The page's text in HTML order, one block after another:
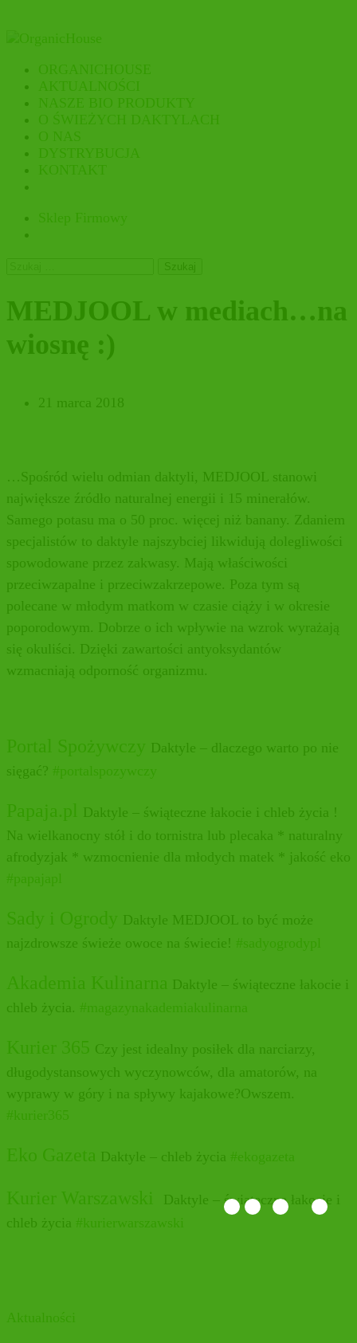
ORGANICHOUSE
AKTUALNOŚCI
NASZE BIO PRODUKTY
O ŚWIEŻYCH DAKTYLACH
O NAS
DYSTRYBUCJA
KONTAKT
Sklep Firmowy
MEDJOOL w mediach…na
wiosnę :)
21 marca 2018
…Spośród wielu odmian daktyli, MEDJOOL stanowi
największe źródło naturalnej energii i 15 minerałów.
Samego potasu ma o 50 proc. więcej niż banany. Zdaniem
specjalistów to daktyle najszybciej likwidują dolegliwości
spowodowane przez zakwasy. Mają właściwości
przeciwzapalne i przeciwzakrzepowe. Poza tym są
polecane w młodym matkom w czasie ciąży i w okresie
poporodowym. Dobrze o ich wpływie na wzrok wyrażają
się okuliści. Dzięki zawartości antyoksydantów
wzmacniają odporność organizmu.
Portal Spożywczy Daktyle – dlaczego warto po nie
sięgać? # portalspozywczy
Papaja.pl Daktyle – świąteczne łakocie i chleb życia !
Na wielkanocny stół i do tornistra lub plecaka * naturalny
afrodyzjak * wzmocnienie dla młodych matek * jakość eko
# papajapl
Sady i Ogrody Daktyle MEDJOOL to być może
najzdrowsze świeże owoce na świecie! #sadyogrodypl
Akademia Kulinarna Daktyle – świąteczne łakocie i
chleb życia. # magazynakademiakulinarna
Kurier 365 Czy jest idealny posiłek dla narciarzy,
długodystansowych wyczynowców, dla amatorów, na
wyprawy w góry i na spływy kajakowe?Owszem.
# kurier365
Eko Gazeta Daktyle – chleb życia #ekogazeta
Kurier Warszawski
Daktyle – świąteczne łakocie i
chleb życia #kurierwarszawski
Aktualności